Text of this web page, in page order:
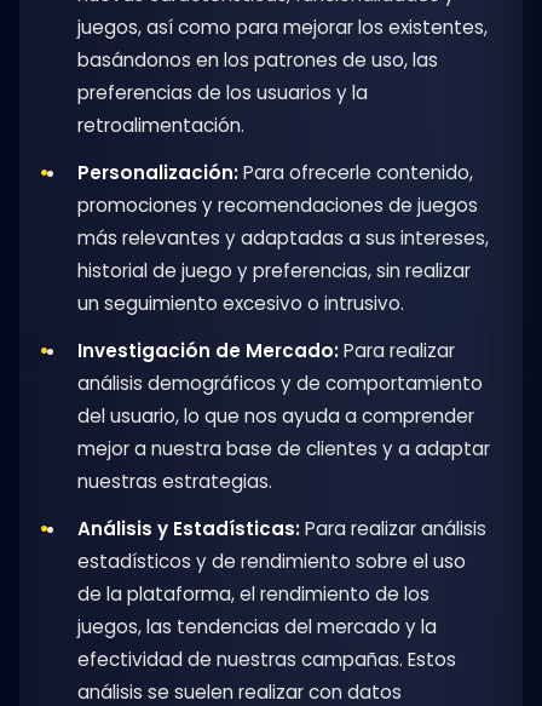
juegos, así como para mejorar los existentes,
basándonos en los patrones de uso, las
preferencias de los usuarios y la
retroalimentación.
Personalización:Para ofrecerle contenido,
promociones y recomendaciones de juegos
más relevantes y adaptadas a sus intereses,
historial de juego y preferencias, sin realizar
un seguimiento excesivo o intrusivo.
Investigación de Mercado:Para realizar
análisis demográficos y de comportamiento
del usuario, lo que nos ayuda a comprender
mejor a nuestra base de clientes y a adaptar
nuestras estrategias.
Análisis y Estadísticas:Para realizar análisis
estadísticos y de rendimiento sobre el uso
de la plataforma, el rendimiento de los
juegos, las tendencias del mercado y la
efectividad de nuestras campañas. Estos
análisis se suelen realizar con datos